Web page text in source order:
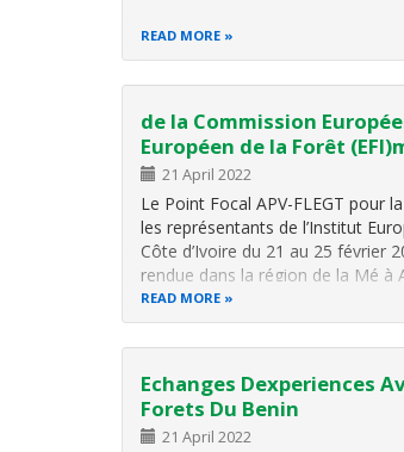
READ MORE
de la Commission
Européen de la Forêt
21 April 2022
Le Point Focal APV-FLEGT pour
les représentants de l’Institut
Côte d’Ivoire du 21 au 25 février
rendue dans la région de la Mé à
READ MORE
Echanges Dexperiences
Forets Du Benin
21 April 2022